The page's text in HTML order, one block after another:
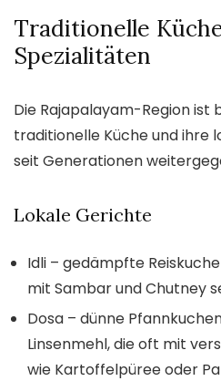
Traditionelle
Spezialitäten
Die Rajapalayam-Region ist
traditionelle Küche und ihre
seit Generationen
Lokale Gerichte
Idli – gedämpfte
mit Sambar und Chutney
Dosa – dünne
Linsenmehl, die oft mit
wie Kartoffelpüree oder